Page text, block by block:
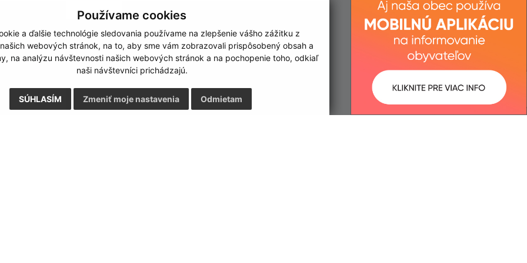
Používame cookies
a ďalšie technológie sledovania používame na zlepšenie vášho zážitku z
webových stránok, na to, aby sme vám zobrazovali prispôsobený obsah a
na analýzu návštevnosti našich webových stránok a na pochopenie toho, odkiaľ
naši návštevníci prichádzajú.
SÚHLASÍM Odmietam
Zmeniť moje nastavenia
Google reCaptcha Response
Odoslať správu